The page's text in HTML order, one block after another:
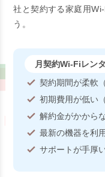
社と契約する家庭用
う。
月契約Wi-Fiレン
契約期間が柔軟
初期費用が低い
解約金がかから
最新の機器を利
サポートが手厚